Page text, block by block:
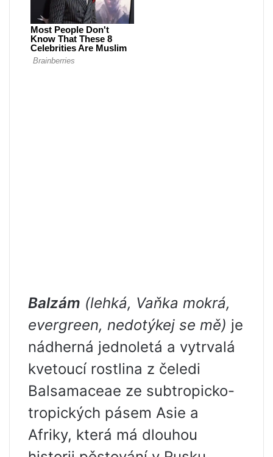
Balzám (lehká, Vaňka mokrá,
evergreen, nedotýkej se mě) je
nádherná jednoletá a vytrvalá
kvetoucí rostlina z čeledi
Balsamaceae ze subtropicko-
tropických pásem Asie a
Afriky, která má dlouhou